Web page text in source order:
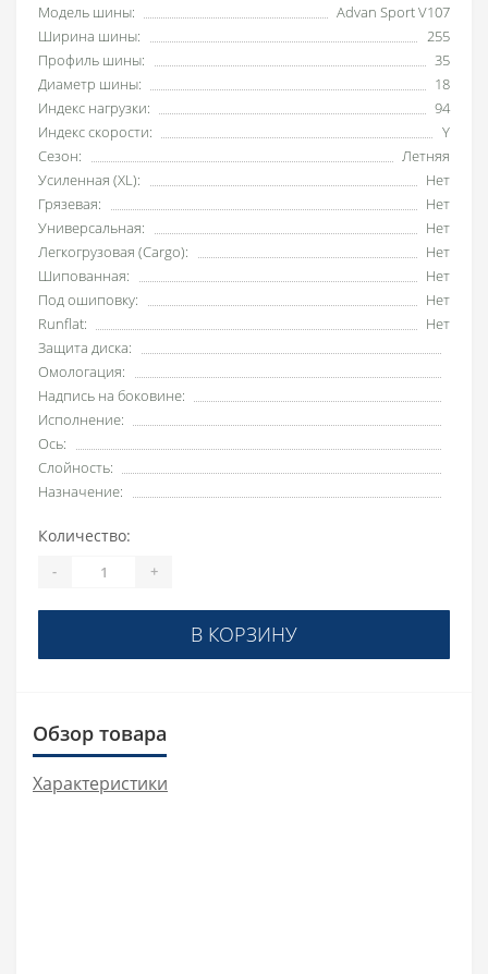
Модель шины:
Advan Sport V107
Ширина шины:
255
Профиль шины:
35
Диаметр шины:
18
Индекс нагрузки:
94
Индекс скорости:
Y
Сезон:
Летняя
Усиленная (XL):
Нет
Грязевая:
Нет
Универсальная:
Нет
Легкогрузовая (Cargo):
Нет
Шипованная:
Нет
Под ошиповку:
Нет
Runflat:
Нет
Защита диска:
Омологация:
Надпись на боковине:
Исполнение:
Ось:
Слойность:
Назначение:
Количество:
- +
В КОРЗИНУ
Обзор товара
Характеристики